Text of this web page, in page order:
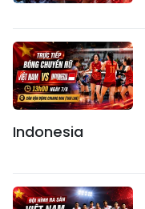
Indonesia